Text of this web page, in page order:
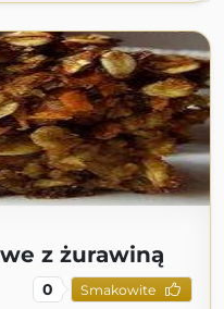
z żurawiną
0 Smakowite